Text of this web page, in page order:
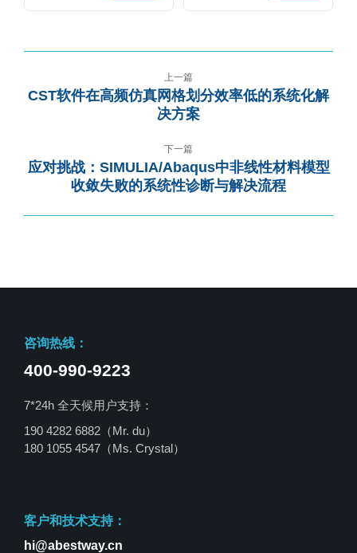
上一篇
CST软件在高频仿真网格划分效率低的系统化解
决方案
下一篇
应对挑战：SIMULIA/Abaqus中非线性材料模型
收敛失败的系统性诊断与解决流程
咨询热线：
400-990-9223
7*24h 全天候用户支持：
190 4282 6882（Mr. du）
180 1055 4547 （Ms. Crystal）
客户和技术支持：
hi@abestway.cn